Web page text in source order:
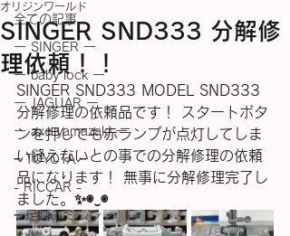
全ての記事
ー SINGER ー
ー baby lock ー
ー JAGUAR ー
ー axe yamazaki ー
− TOYOTA −
- RICCAR -
− 足踏みミシン −
SINGER SND333 分解修
理依頼！！
オリジンワールド
SINGER SND333 MODEL SND333
分解修理の依頼品です！ スタートボタ
ンを押しても赤ランプが点灯してしま
い縫えないとの事での分解修理の依頼
品になります！ 無事に分解修理完了し
ました。✨◉⁠‿⁠◉